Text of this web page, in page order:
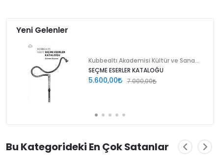
Yeni Gelenler
SEÇME ESERLER KATALOĞU
5.600,00 7.000,00
Bu Kategorideki En Çok Satanlar